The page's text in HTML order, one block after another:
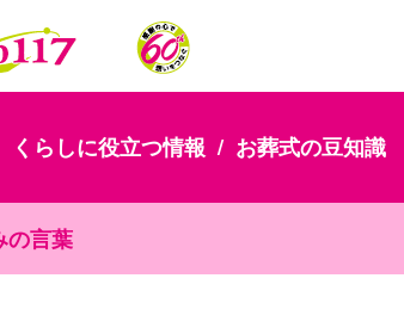
くらしに役立つ情報 お葬式の豆知識
の言葉